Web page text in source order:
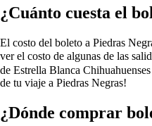
¿Cuánto cuesta el
El costo del boleto a Piedras
ver el costo de algunas de las
de Estrella Blanca
de tu viaje a Piedras Negras!
¿Dónde comprar